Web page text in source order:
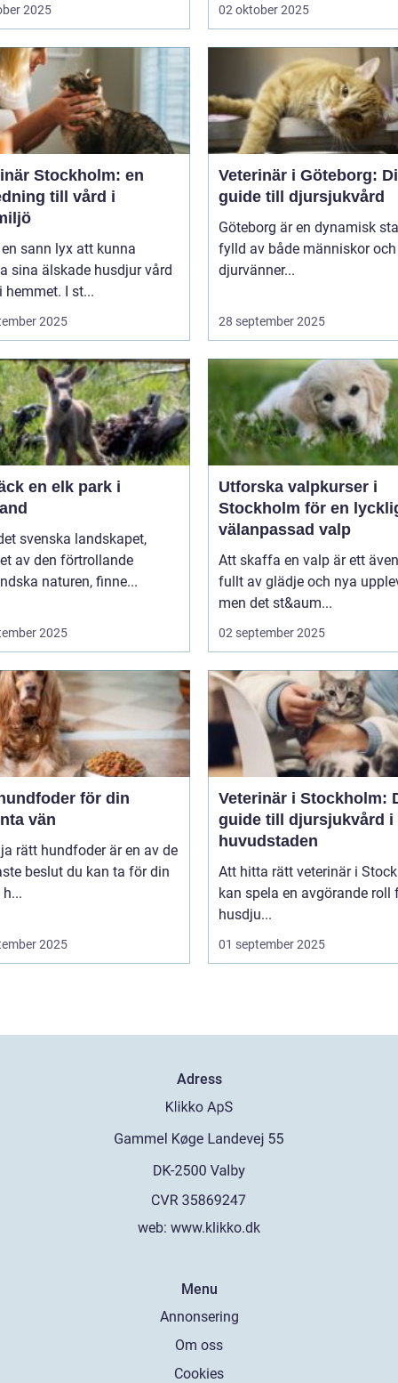
2025 02 oktober 2025
Stockholm: en
till vård i
sann lyx att kunna
sina älskade husdjur vård
hemmet. I st...
2025
Veterinär i Göteborg:
guide till djursjukvård
Göteborg är en dynamisk
fylld av både människor
djurvänner...
28 september 2025
en elk park i
svenska landskapet,
av den förtrollande
naturen, finne...
2025
Utforska valpkurser i
Stockholm för en
välanpassad valp
Att skaffa en valp är ett
fullt av glädje och nya
men det st&aum...
02 september 2025
för din
vän
rätt hundfoder är en av de
beslut du kan ta för din
2025
Veterinär i Stockholm:
guide till djursjukvård i
huvudstaden
Att hitta rätt veterinär i
kan spela en avgörande roll
husdju...
01 september 2025
Adress
web: www.klikko.dk
Menu
Annonsering
Om oss
Cookies